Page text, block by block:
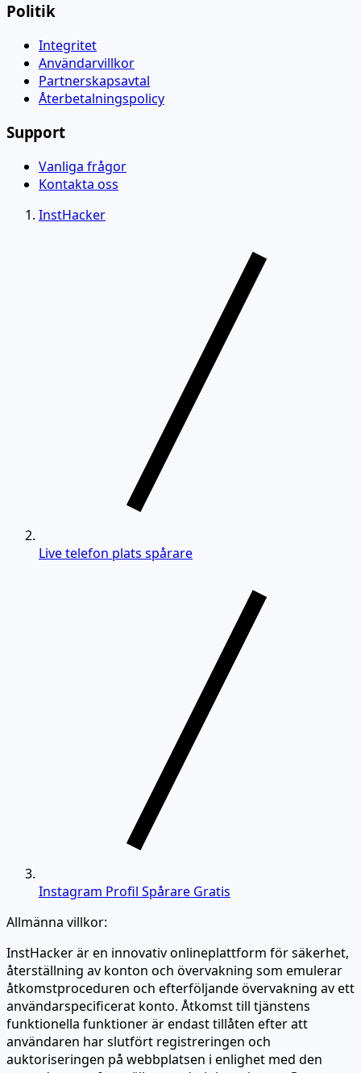
Politik
Integritet
Användarvillkor
Partnerskapsavtal
Återbetalningspolicy
Support
Vanliga frågor
Kontakta oss
InstHacker
Live telefon plats spårare
Instagram Profil Spårare Gratis
Allmänna villkor:
InstHacker är en innovativ onlineplattform för säkerhet,
återställning av konton och övervakning som emulerar
åtkomstproceduren och efterföljande övervakning av ett
användarspecificerat konto. Åtkomst till tjänstens
funktionella funktioner är endast tillåten efter att
användaren har slutfört registreringen och
auktoriseringen på webbplatsen i enlighet med den